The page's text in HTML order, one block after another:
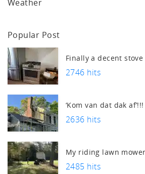
Weather
Popular Post
Finally a decent stove
2746 hits
‘Kom van dat dak af’!!!
2636 hits
My riding lawn
2485 hits